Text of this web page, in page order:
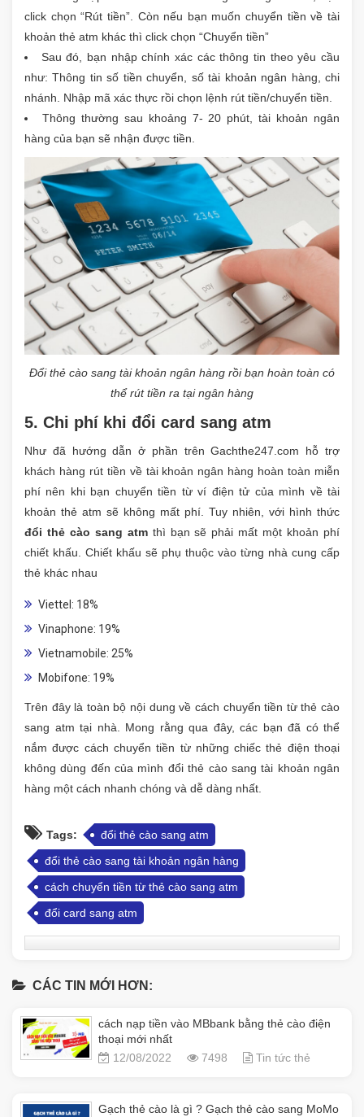
click chọn “Rút tiền”. Còn nếu bạn muốn chuyển tiền về tài
khoản thẻ atm khác thì click chọn “Chuyển tiền”
Sau đó, bạn nhập chính xác các thông tin theo yêu cầu
như: Thông tin số tiền chuyển, số tài khoản ngân hàng, chi
nhánh. Nhập mã xác thực rồi chọn lệnh rút tiền/chuyển tiền.
Thông thường sau khoảng 7- 20 phút, tài khoản ngân
hàng của bạn sẽ nhận được tiền.
Đổi thẻ cào sang tài khoản ngân hàng rồi bạn hoàn toàn có
thể rút tiền ra tại ngân hàng
5. Chi phí khi đổi card sang atm
Như đã hướng dẫn ở phần trên Gachthe247.com hỗ trợ
khách hàng rút tiền về tài khoản ngân hàng hoàn toàn miễn
phí nên khi bạn chuyển tiền từ ví điện tử của mình về tài
khoản thẻ atm sẽ không mất phí. Tuy nhiên, với hình thức
đổi thẻ cào sang atmthì bạn sẽ phải mất một khoản phí
chiết khấu. Chiết khấu sẽ phụ thuộc vào từng nhà cung cấp
thẻ khác nhau
Viettel: 18%
Vinaphone: 19%
Vietnamobile: 25%
Mobifone: 19%
Trên đây là toàn bộ nội dung về cách chuyển tiền từ thẻ cào
sang atm tại nhà. Mong rằng qua đây, các bạn đã có thể
nắm được cách chuyển tiền từ những chiếc thẻ điện thoại
không dùng đến của mình đổi thẻ cào sang tài khoản ngân
hàng một cách nhanh chóng và dễ dàng nhất.
Tags:
đổi thẻ cào sang atm
đổi thẻ cào sang tài khoản ngân hàng
cách chuyển tiền từ thẻ cào sang atm
đổi card sang atm
CÁC TIN MỚI HƠN:
cách nạp tiền vào MBbank bằng thẻ cào điện
thoại mới nhất
12/08/2022
7498 Tin tức thẻ
Gạch thẻ cào là gì ? Gạch thẻ cào sang MoMo